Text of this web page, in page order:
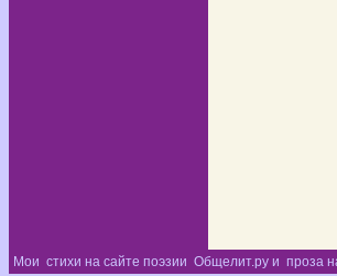
Мои стихи на сайте поэзии Общелит.ру и проза